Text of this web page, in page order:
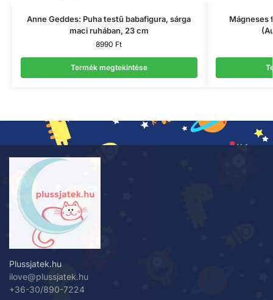
Anne Geddes: Puha testű babafigura, sárga
maci ruhában, 23 cm
8990 Ft
Termék megtekintése
Mágneses
Plussjatek.hu
ilove@plussjatek.hu
+36-30/890-7224